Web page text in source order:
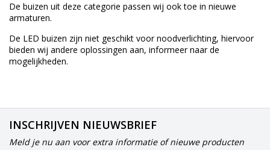
De buizen uit deze categorie passen wij ook toe in nieuwe
armaturen.
De LED buizen zijn niet geschikt voor noodverlichting, hiervoor
bieden wij andere oplossingen aan, informeer naar de
mogelijkheden.
INSCHRIJVEN NIEUWSBRIEF
Meld je nu aan voor extra informatie of nieuwe producten